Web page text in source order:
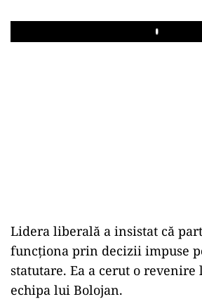
Play
Lidera liberală a insistat că
funcționa prin decizii impuse
statutare. Ea a cerut o revenire
echipa lui Bolojan.